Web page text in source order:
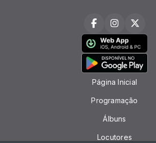
Página Inicial
Programação
Álbuns
Locutores